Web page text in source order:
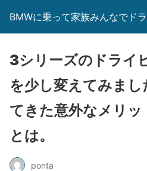
BMWに乗って家族みんなでド
3シリーズのドライ
を少し変えてみまし
てきた意外なメリッ
とは。
ponta